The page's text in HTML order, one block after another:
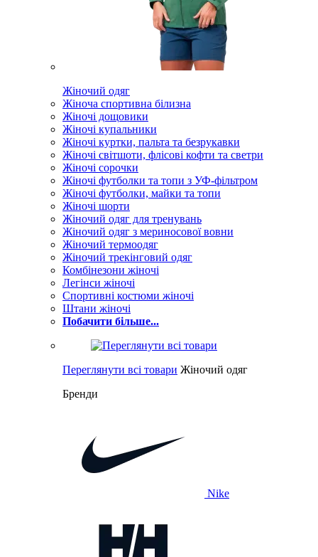
Жіночий одяг
Жіноча спортивна білизна
Жіночі дощовики
Жіночі купальники
Жіночі куртки, пальта та безрукавки
Жіночі світшоти, флісові кофти та светри
Жіночі сорочки
Жіночі футболки та топи з УФ-фільтром
Жіночі футболки, майки та топи
Жіночі шорти
Жіночий одяг для тренувань
Жіночий одяг з мериносової вовни
Жіночий термоодяг
Жіночий трекінговий одяг
Комбінезони жіночі
Легінси жіночі
Спортивні костюми жіночі
Штани жіночі
Побачити більше...
Переглянути всі товари Жіночий одяг
Бренди
Nike